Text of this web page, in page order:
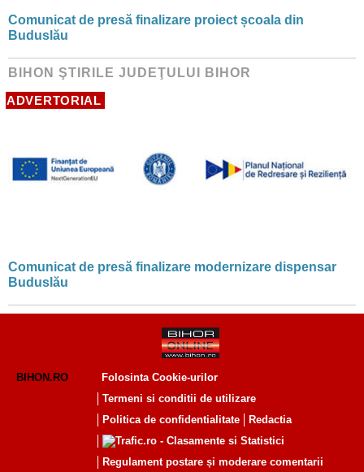
Comunicat de presă finalizare proiect școala din
Buduslău
BIHON ŞTIRILE JUDEŢULUI BIHOR
ADVERTORIAL
Comunicat de presă finalizare modernizare dispensar
Buduslău
BIHON.RO
Folosinta Cookie-urilor
Termeni si conditii de utilizare
Politica de confidentialitate
Redactia
Regulament postare și moderare comentarii